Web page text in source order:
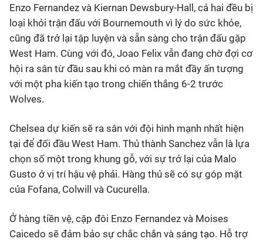
Enzo Fernandez và Kiernan Dewsbury-Hall, cả hai đều bị
loại khỏi trận đấu với Bournemouth vì lý do sức khỏe,
cũng đã trở lại tập luyện và sẵn sàng cho trận đấu gặp
West Ham. Cùng với đó, Joao Felix vẫn đang chờ đợi cơ
hội ra sân từ đầu sau khi có màn ra mắt đầy ấn tượng
với một pha kiến tạo trong chiến thắng 6-2 trước
Wolves.
Chelsea dự kiến sẽ ra sân với đội hình mạnh nhất hiện
tại để đối đầu West Ham. Thủ thành Sanchez vẫn là lựa
chọn số một trong khung gỗ, với sự trở lại của Malo
Gusto ở vị trí hậu vệ phải. Hàng thủ sẽ có sự góp mặt
của Fofana, Colwill và Cucurella.
Ở hàng tiền vệ, cặp đôi Enzo Fernandez và Moises
Caicedo sẽ đảm bảo sự chắc chắn và sáng tạo. Hỗ trợ